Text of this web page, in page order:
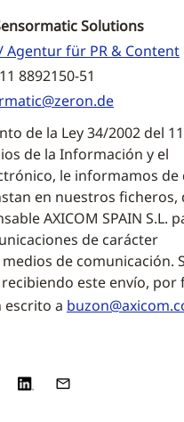
Solutions
Agentur für PR & Content
8892150-51
de la Ley 34/2002 del
de la Información y el
le informamos de
en nuestros ficheros,
AXICOM SPAIN S.L.
de carácter
de comunicación.
este envío, por
escrito a